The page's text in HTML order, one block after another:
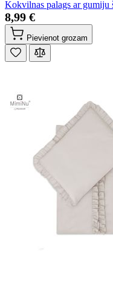
Kokvilnas palags ar
8,99 €
Pievienot grozam